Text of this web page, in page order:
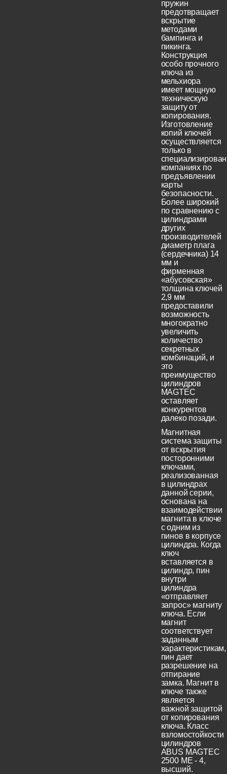
пружин
предотвращает
вскрытие
методами
бампинга и
пикинга.
Конструкция
особо прочного
ключа из
мельхиора
имеет мощную
техническую
защиту от
копирования.
Изготовление
копий ключей
осуществляется
только в
компаниях по
предъявлении
карты
безопасности.
Более широкий
по сравнению с
цилиндрами
других
производителей
диаметр плага
(сердечника) 14
мм и
фирменная
«абусовская»
толщина ключей
2,9 мм
предоставили
возможность
многократно
увеличить
количество
секретных
комбинаций, и
это
преимущество
цилиндров
MAGTEC
оставляет
конкурентов
далеко позади.
Магнитная
система защиты
от вскрытия
посторонними
ключами,
реализованная
в цилиндрах
данной серии,
основана на
взаимодействии
магнита в ключе
с одним из
пинов в корпусе
цилиндра. Когда
ключ
вставляется в
цилиндр, пин
внутри
цилиндра
«отправляет
запрос» магниту
ключа. Если
магнит
соответствует
заданным
характеристикам,
пин дает
разрешение на
отпирание
замка. Магнит в
ключе также
является
важной защитой
от копирования
ключа. Класс
взломостойкости
цилиндров
ABUS MAGTEC
2500 ME - 4,
высший.